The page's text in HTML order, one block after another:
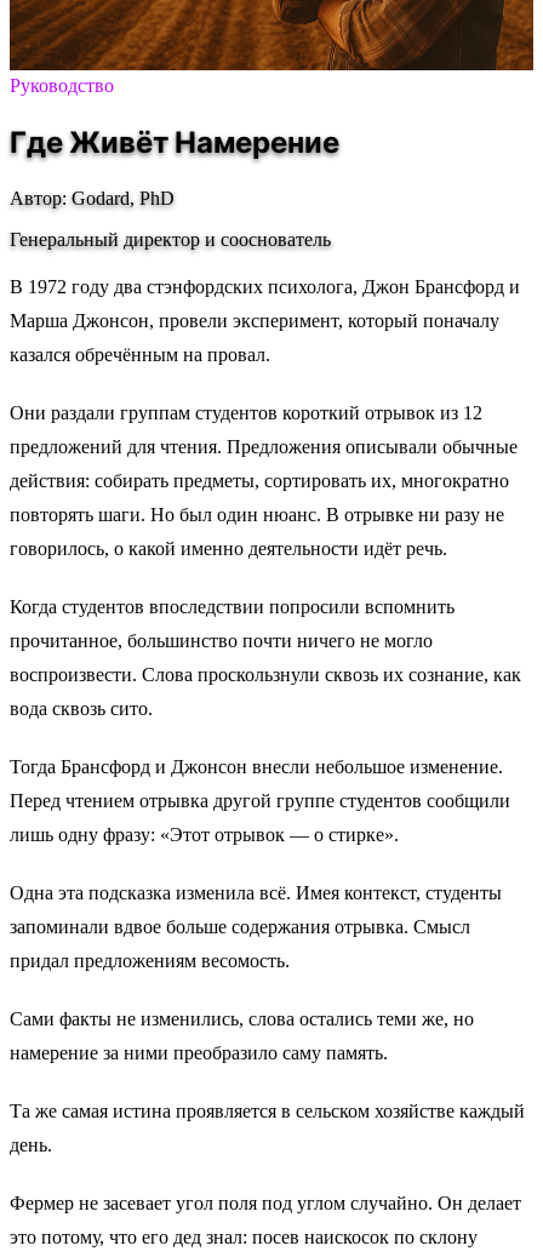
Руководство
Где Живёт Намерение
Автор: Godard, PhD
Генеральный директор и сооснователь
В 1972 году два стэнфордских психолога, Джон Брансфорд и
Марша Джонсон, провели эксперимент, который поначалу
казался обречённым на провал.
Они раздали группам студентов короткий отрывок из 12
предложений для чтения. Предложения описывали обычные
действия: собирать предметы, сортировать их, многократно
повторять шаги. Но был один нюанс. В отрывке ни разу не
говорилось, о какой именно деятельности идёт речь.
Когда студентов впоследствии попросили вспомнить
прочитанное, большинство почти ничего не могло
воспроизвести. Слова проскользнули сквозь их сознание, как
вода сквозь сито.
Тогда Брансфорд и Джонсон внесли небольшое изменение.
Перед чтением отрывка другой группе студентов сообщили
лишь одну фразу: «Этот отрывок — о стирке».
Одна эта подсказка изменила всё. Имея контекст, студенты
запоминали вдвое больше содержания отрывка. Смысл
придал предложениям весомость.
Сами факты не изменились, слова остались теми же, но
намерение за ними преобразило саму память.
Та же самая истина проявляется в сельском хозяйстве каждый
день.
Фермер не засевает угол поля под углом случайно. Он делает
это потому, что его дед знал: посев наискосок по склону